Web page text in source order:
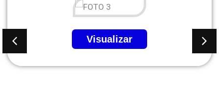
Visualizar